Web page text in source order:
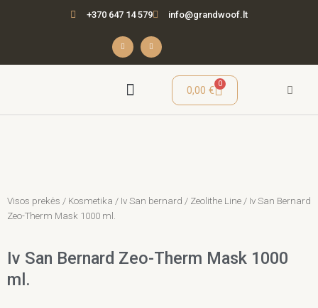
+370 647 14 579 info@grandwoof.lt
F
a
e
b
I
n
t
a
0,00€
0
Cart
Visos prekės / Kosmetika / Iv San bernard / Zeolithe Line / Iv San Bernard
Zeo-Therm Mask 1000 ml.
Iv San Bernard Zeo-Therm Mask 1000
ml.